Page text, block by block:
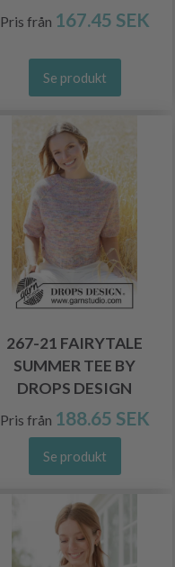
Pris från 167.45 SEK
Se produkt
267-21 FAIRYTALE
SUMMER TEE BY
DROPS DESIGN
Pris från 188.65 SEK
Se produkt